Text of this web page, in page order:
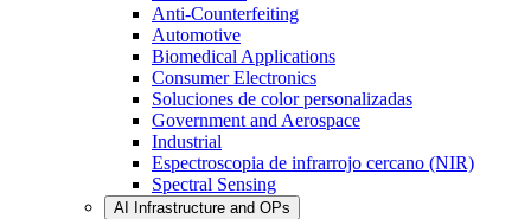
Anti-Counterfeiting
Automotive
Biomedical Applications
Consumer Electronics
Soluciones de color personalizadas
Government and Aerospace
Industrial
Espectroscopia de infrarrojo cercano (NIR)
Spectral Sensing
AI Infrastructure and OPs